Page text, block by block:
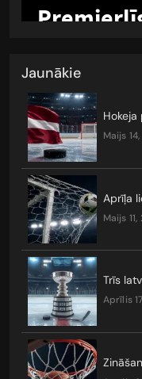
Jaunākie
Hokeja
maijs
maijs
Trīs
aprīlis